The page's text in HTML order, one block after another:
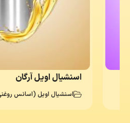
اسنشیال اویل آرگان
اسنشیال اویل (اسانس